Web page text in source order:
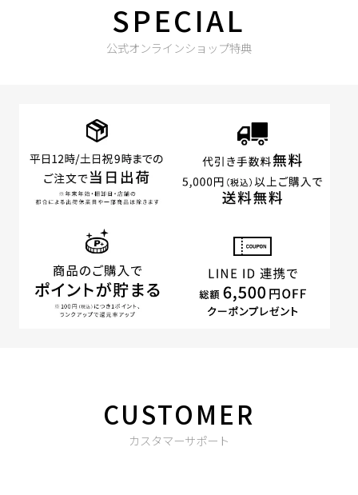
SPECIAL
公式オンラインショップ特典
CUSTOMER
カスタマーサポート